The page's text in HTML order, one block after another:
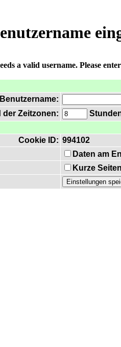
a valid username. Please
Benutzername:
der Zeitzonen:
Cookie ID: 994102
Daten am
Kurze